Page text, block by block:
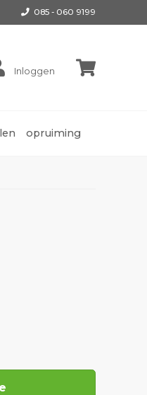
085 - 060 9199
Inloggen
opruiming